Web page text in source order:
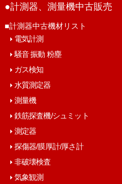
●計測器、測量機中古販売
■計測器中古機材リスト
電気計測
騒音 振動 粉塵
ガス検知
水質測定器
測量機
鉄筋探査機/シュミット
測定器
探傷器/膜厚計/厚さ計
非破壊検査
気象観測